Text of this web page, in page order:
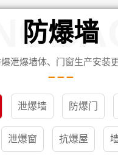
当前位置：首页>>
防爆墙
泄爆墙体、门窗生产安装
泄爆墙 防爆门
泄爆窗 抗爆屋